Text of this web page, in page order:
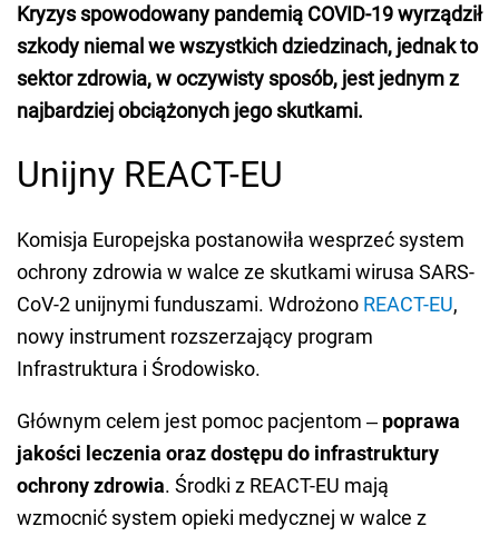
Kryzys spowodowany pandemią COVID-19 wyrządził
szkody niemal we wszystkich dziedzinach, jednak to
sektor zdrowia, w oczywisty sposób, jest jednym z
najbardziej obciążonych jego skutkami.
Unijny REACT-EU
Komisja Europejska postanowiła wesprzeć system
ochrony zdrowia w walce ze skutkami wirusa SARS-
CoV-2 unijnymi funduszami. Wdrożono REACT-EU,
nowy instrument rozszerzający program
Infrastruktura i Środowisko.
Głównym celem jest pomoc pacjentom ‒ poprawa
jakości leczenia oraz dostępu do infrastruktury
ochrony zdrowia. Środki z REACT-EU mają
wzmocnić system opieki medycznej w walce z